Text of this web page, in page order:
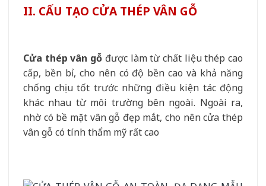
II. CẤU TẠO CỬA THÉP VÂN GỖ
Cửa thép vân gỗ được làm từ chất liệu thép cao
cấp, bền bỉ, cho nên có độ bền cao và khả năng
chống chịu tốt trước những điều kiện tác động
khác nhau từ môi trường bên ngoài. Ngoài ra,
nhờ có bề mặt vân gỗ đẹp mắt, cho nên cửa thép
vân gỗ có tính thẩm mỹ rất cao